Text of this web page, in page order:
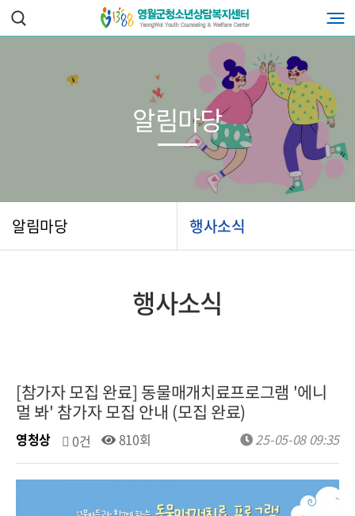
알림마당 행사소식
알림마당
행사소식
[참가자 모집 완료] 동물매개치료프로그램 '에니
멀 봐' 참가자 모집 안내 (모집 완료)
영청상 0건 810회 25-05-08 09:35